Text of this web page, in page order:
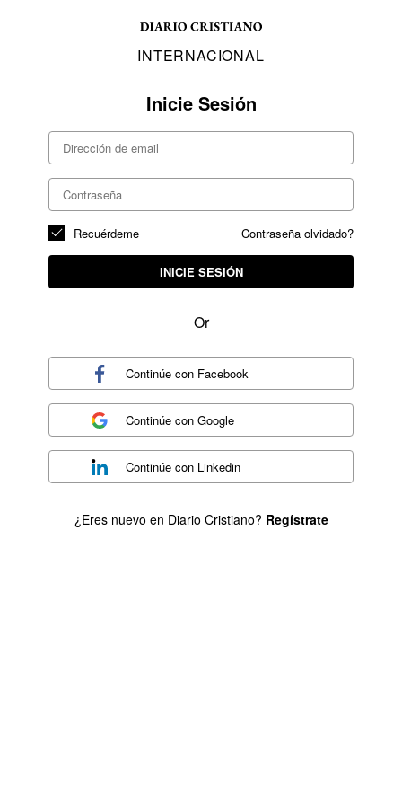
INTERNACIONAL
Inicie Sesión
Contraseña olvidado?
Recuérdeme
INICIE SESIÓN
Or
Continúe con Facebook
Continúe conGoogle
Continúe con Linkedin
¿Eres nuevo en Diario Cristiano? Regístrate